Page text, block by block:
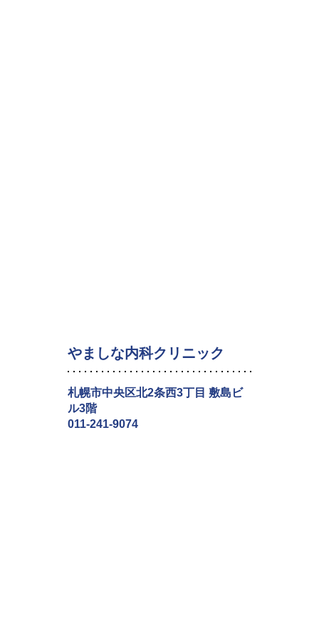
やましな内科クリニック
札幌市中央区北2条西3丁目 敷島ビ
ル3階
011-241-9074